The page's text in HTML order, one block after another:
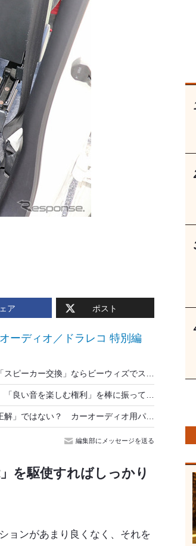
ア ポスト
ーディオ／ドラレコ 特別編
「太ければ正解」ではない？ カーオーディオ用パワーケーブルの正しい選び方［カー用音響機材・チョイスの極意…パーツ＆部材編］
編集部にメッセージを送る
を駆使すればしっかり
ョンがあまり良くなく、それを